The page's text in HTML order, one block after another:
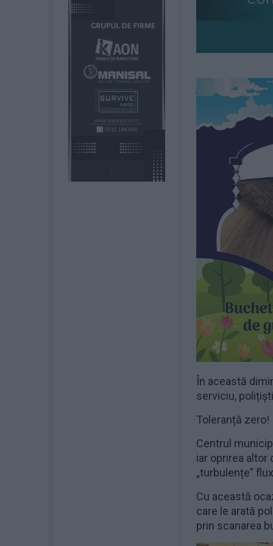
În această
serviciu,
Toleranță zero!
Centrul
iar oprirea
„turbulențe”
Cu această
care le arată
prin scanarea